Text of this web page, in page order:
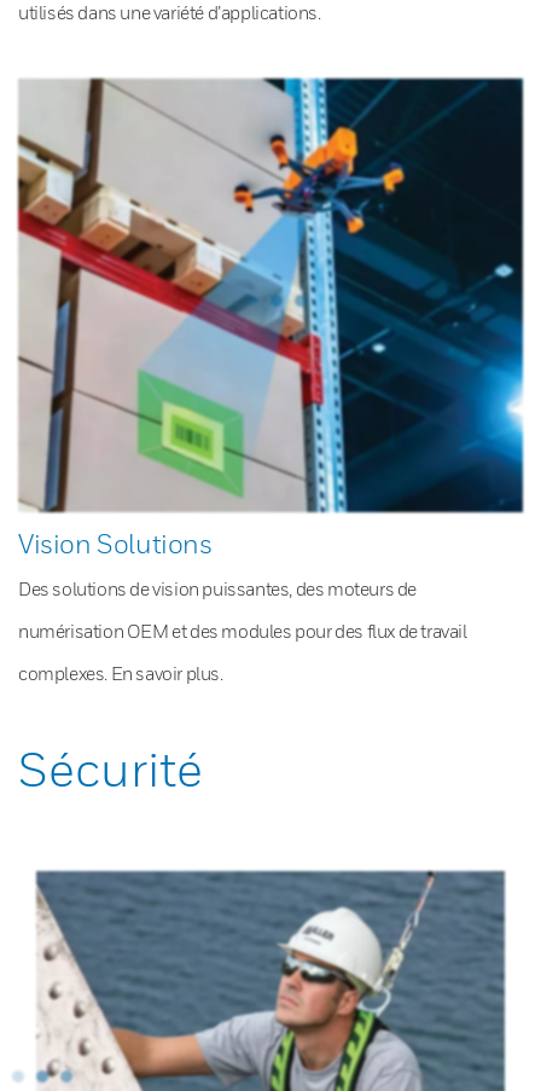
utilisés dans une variété d’applications.
Vision Solutions
Des solutions de vision puissantes, des moteurs de
numérisation OEM et des modules pour des flux de travail
complexes. En savoir plus.
Sécurité